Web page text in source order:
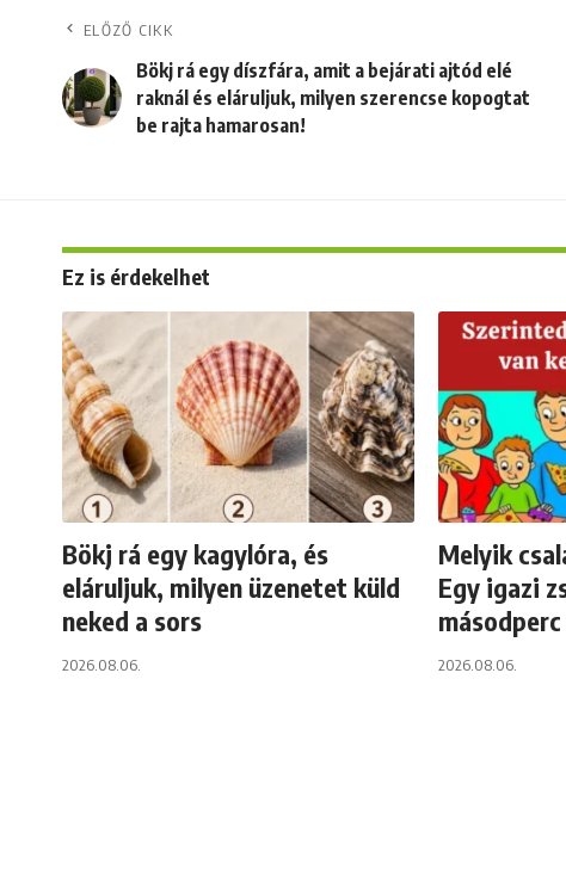
ELŐZŐ CIKK
Bökj rá egy díszfára, amit a bejárati ajtód elé
raknál és eláruljuk, milyen szerencse kopogtat
be rajta hamarosan!
Ez is érdekelhet
Bökj rá egy kagylóra, és
eláruljuk, milyen üzenetet küld
neked a sors
2026.08.06.
Melyik
Egy igazi
2026.08.06.